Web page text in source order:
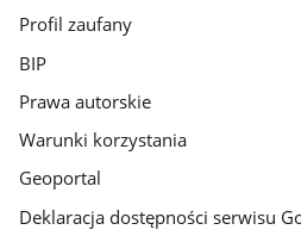
Profil zaufany
BIP
Prawa autorskie
Warunki korzystania
Geoportal
Deklaracja dostępności serwisu